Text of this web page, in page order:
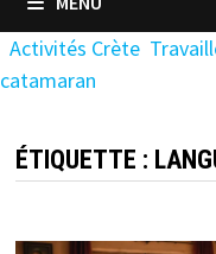
Activités Crète
catamaran
ÉTIQUETTE :